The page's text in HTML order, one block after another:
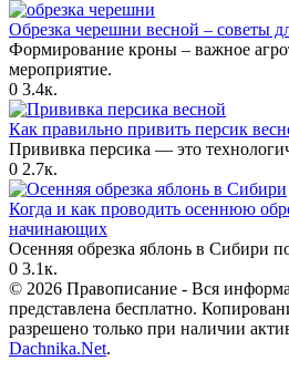
Обрезка черешни весной – советы
Формирование кроны – важное
мероприятие.
0 3.4к.
Как правильно привить персик
Прививка персика — это
0 2.7к.
Когда и как проводить осеннюю
начинающих
Осенняя обрезка яблонь в Сибири
0 3.1к.
© 2026 Правописание - Вся
представлена бесплатно.
разрешено только при наличии
Dachnika.Net.